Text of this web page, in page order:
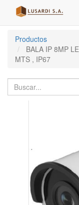
Productos
BALA IP 8MP
MTS , IP67